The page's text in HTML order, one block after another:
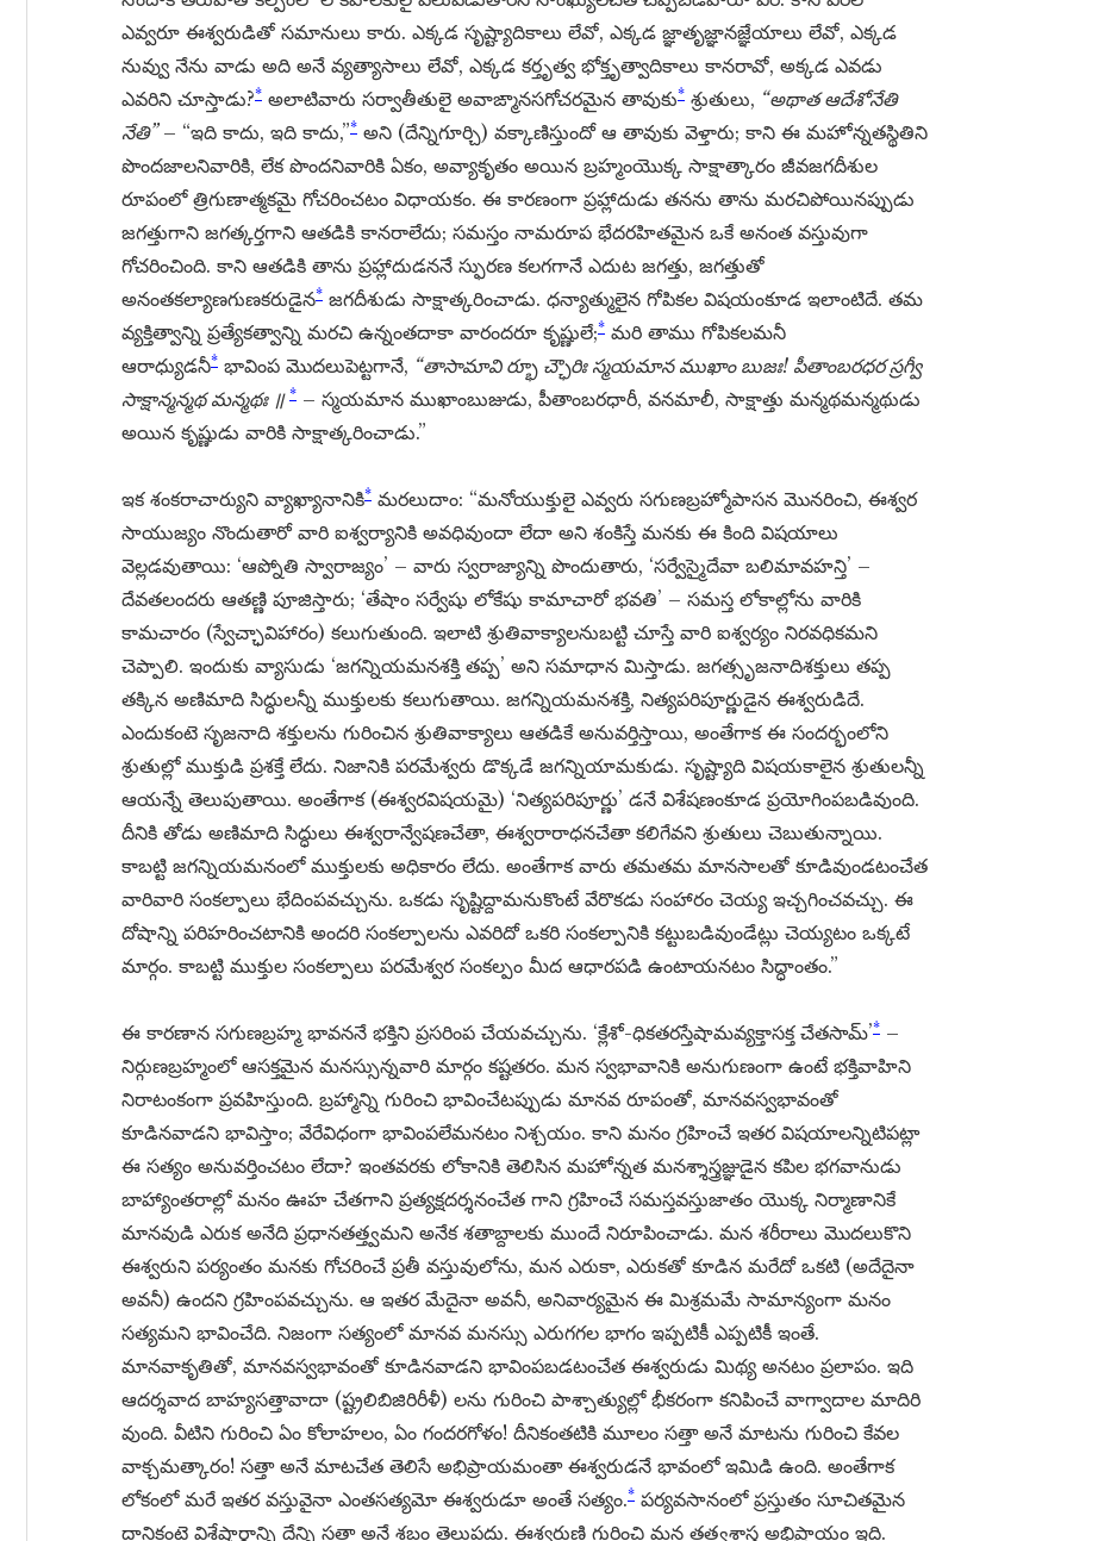
ఎవ్వరూ ఈశ్వరుడితో సమానులు కారు. ఎక్కడ సృష్ట్యాదికాలు లేవో, ఎక్కడ జ్ఞాతృజ్ఞానజ్ఞేయాలు లేవో, ఎక్కడ
నువ్వు నేను వాడు అది అనే వ్యత్యాసాలు లేవో, ఎక్కడ కర్తృత్వ భోక్తృత్వాదికాలు కానరావో, అక్కడ ఎవడు
ఎవరిని చూస్తాడు?* అలాటివారు సర్వాతీతులై అవాఙ్మానసగోచరమైన తావుకు* శ్రుతులు, “అథాత ఆదేశోనేతి
నేతి” – “ఇది కాదు, ఇది కాదు,”* అని (దేన్నిగూర్చి) వక్కాణిస్తుందో ఆ తావుకు వెళ్తారు; కాని ఈ మహోన్నతస్థితిని
పొందజాలనివారికి, లేక పొందనివారికి ఏకం, అవ్యాకృతం అయిన బ్రహ్మంయొక్క సాక్షాత్కారం జీవజగదీశుల
రూపంలో త్రిగుణాత్మకమై గోచరించటం విధాయకం. ఈ కారణంగా ప్రహ్లాదుడు తనను తాను మరచిపోయినప్పుడు
జగత్తుగాని జగత్కర్తగాని ఆతడికి కానరాలేదు; సమస్తం నామరూప భేదరహితమైన ఒకే అనంత వస్తువుగా
గోచరించింది. కాని ఆతడికి తాను ప్రహ్లాదుడననే స్ఫురణ కలగగానే ఎదుట జగత్తు, జగత్తుతో
అనంతకల్యాణగుణకరుడైన* జగదీశుడు సాక్షాత్కరించాడు. ధన్యాత్ములైన గోపికల విషయంకూడ ఇలాంటిదే. తమ
వ్యక్తిత్వాన్ని ప్రత్యేకత్వాన్ని మరచి ఉన్నంతదాకా వారందరూ కృష్ణులే;* మరి తాము గోపికలమనీ
ఆరాధ్యుడనీ* భావింప మొదలుపెట్టగానే, “తాసామావి ర్భూ చ్ఛౌరిః స్మయమాన ముఖాం బుజః! పీతాంబరధర స్రగ్వీ
సాక్షాన్మన్మథ మన్మథః ॥ * – స్మయమాన ముఖాంబుజుడు, పీతాంబరధారీ, వనమాలీ, సాక్షాత్తు మన్మథమన్మథుడు
అయిన కృష్ణుడు వారికి సాక్షాత్కరించాడు.”
ఇక శంకరాచార్యుని వ్యాఖ్యానానికి* మరలుదాం: “మనోయుక్తులై ఎవ్వరు సగుణబ్రహ్మోపాసన మొనరించి, ఈశ్వర
సాయుజ్యం నొందుతారో వారి ఐశ్వర్యానికి అవధివుందా లేదా అని శంకిస్తే మనకు ఈ కింది విషయాలు
వెల్లడవుతాయి: ‘ఆప్నోతి స్వారాజ్యం’ – వారు స్వరాజ్యాన్ని పొందుతారు, ‘సర్వేస్మైదేవా బలిమావహన్తి’ –
దేవతలందరు ఆతణ్ణి పూజిస్తారు; ‘తేషాం సర్వేషు లోకేషు కామాచారో భవతి’ – సమస్త లోకాల్లోను వారికి
కామచారం (స్వేచ్ఛావిహారం) కలుగుతుంది. ఇలాటి శ్రుతివాక్యాలనుబట్టి చూస్తే వారి ఐశ్వర్యం నిరవధికమని
చెప్పాలి. ఇందుకు వ్యాసుడు ‘జగన్నియమనశక్తి తప్ప’ అని సమాధాన మిస్తాడు. జగత్సృజనాదిశక్తులు తప్ప
తక్కిన అణిమాది సిద్ధులన్నీ ముక్తులకు కలుగుతాయి. జగన్నియమనశక్తి, నిత్యపరిపూర్ణుడైన ఈశ్వరుడిదే.
ఎందుకంటె సృజనాది శక్తులను గురించిన శ్రుతివాక్యాలు ఆతడికే అనువర్తిస్తాయి, అంతేగాక ఈ సందర్భంలోని
శ్రుతుల్లో ముక్తుడి ప్రశక్తే లేదు. నిజానికి పరమేశ్వరు డొక్కడే జగన్నియామకుడు. సృష్ట్యాది విషయకాలైన శ్రుతులన్నీ
ఆయన్నే తెలుపుతాయి. అంతేగాక (ఈశ్వరవిషయమై) ‘నిత్యపరిపూర్ణు’ డనే విశేషణంకూడ ప్రయోగింపబడివుంది.
దీనికి తోడు అణిమాది సిద్ధులు ఈశ్వరాన్వేషణచేతా, ఈశ్వరారాధనచేతా కలిగేవని శ్రుతులు చెబుతున్నాయి.
కాబట్టి జగన్నియమనంలో ముక్తులకు అధికారం లేదు. అంతేగాక వారు తమతమ మానసాలతో కూడివుండటంచేత
వారివారి సంకల్పాలు భేదింపవచ్చును. ఒకడు సృష్టిద్దామనుకొంటే వేరొకడు సంహారం చెయ్య ఇచ్చగించవచ్చు. ఈ
దోషాన్ని పరిహరించటానికి అందరి సంకల్పాలను ఎవరిదో ఒకరి సంకల్పానికి కట్టుబడివుండేట్లు చెయ్యటం ఒక్కటే
మార్గం. కాబట్టి ముక్తుల సంకల్పాలు పరమేశ్వర సంకల్పం మీద ఆధారపడి ఉంటాయనటం సిద్ధాంతం.”
ఈ కారణాన సగుణబ్రహ్మ భావననే భక్తిని ప్రసరింప చేయవచ్చును. ‘క్లేశో-ధికతరస్తేషామవ్యక్తాసక్త చేతసామ్’* –
నిర్గుణబ్రహ్మంలో ఆసక్తమైన మనస్సున్నవారి మార్గం కష్టతరం. మన స్వభావానికి అనుగుణంగా ఉంటే భక్తివాహిని
నిరాటంకంగా ప్రవహిస్తుంది. బ్రహ్మాన్ని గురించి భావించేటప్పుడు మానవ రూపంతో, మానవస్వభావంతో
కూడినవాడని భావిస్తాం; వేరేవిధంగా భావింపలేమనటం నిశ్చయం. కాని మనం గ్రహించే ఇతర విషయాలన్నిటిపట్లా
ఈ సత్యం అనువర్తించటం లేదా? ఇంతవరకు లోకానికి తెలిసిన మహోన్నత మనశ్శాస్త్రజ్ఞుడైన కపిల భగవానుడు
బాహ్యాంతరాల్లో మనం ఊహ చేతగాని ప్రత్యక్షదర్శనంచేత గాని గ్రహించే సమస్తవస్తుజాతం యొక్క నిర్మాణానికే
మానవుడి ఎరుక అనేది ప్రధానతత్త్వమని అనేక శతాబ్దాలకు ముందే నిరూపించాడు. మన శరీరాలు మొదలుకొని
ఈశ్వరుని పర్యంతం మనకు గోచరించే ప్రతీ వస్తువులోను, మన ఎరుకా, ఎరుకతో కూడిన మరేదో ఒకటి (అదేదైనా
అవనీ) ఉందని గ్రహింపవచ్చును. ఆ ఇతర మేదైనా అవనీ, అనివార్యమైన ఈ మిశ్రమమే సామాన్యంగా మనం
సత్యమని భావించేది. నిజంగా సత్యంలో మానవ మనస్సు ఎరుగగల భాగం ఇప్పటికీ ఎప్పటికీ ఇంతే.
మానవాకృతితో, మానవస్వభావంతో కూడినవాడని భావింపబడటంచేత ఈశ్వరుడు మిథ్య అనటం ప్రలాపం. ఇది
ఆదర్శవాద బాహ్యసత్తావాదా (ష్ట్రలిబిజిరిరీళీ) లను గురించి పాశ్చాత్యుల్లో భీకరంగా కనిపించే వాగ్వాదాల మాదిరి
వుంది. వీటిని గురించి ఏం కోలాహలం, ఏం గందరగోళం! దీనికంతటికి మూలం సత్తా అనే మాటను గురించి కేవల
వాక్చమత్కారం! సత్తా అనే మాటచేత తెలిసే అభిప్రాయమంతా ఈశ్వరుడనే భావంలో ఇమిడి ఉంది. అంతేగాక
లోకంలో మరే ఇతర వస్తువైనా ఎంతసత్యమో ఈశ్వరుడూ అంతే సత్యం.* పర్యవసానంలో ప్రస్తుతం సూచితమైన
దానికంటె విశేషార్థాన్ని దేన్ని సత్తా అనే శబ్దం తెలుపదు. ఈశ్వరుణ్ణి గురించి మన తత్త్వశాస్త్ర అభిప్రాయం ఇది.